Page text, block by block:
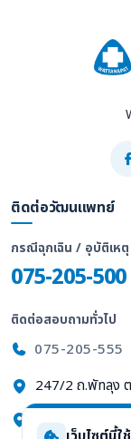
ติดต่อวัฒนแพทย์
กรณีฉุกเฉิน / อุบัติเหตุ
075-205-500
ติดต่อสอบถามทั่วไป
075-205-555
247/2 ถ.พัทลุง
ดูแผนที่ Google